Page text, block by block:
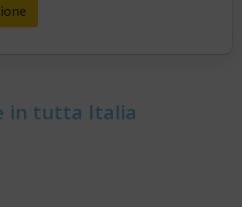
in tutta Italia